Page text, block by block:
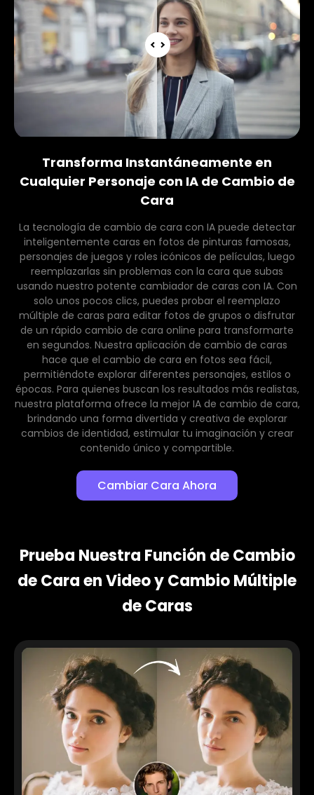
Transforma Instantáneamente en
Cualquier Personaje con IA de Cambio de
Cara
La tecnología de cambio de cara con IA puede detectar
inteligentemente caras en fotos de pinturas famosas,
personajes de juegos y roles icónicos de películas, luego
reemplazarlas sin problemas con la cara que subas
usando nuestro potente cambiador de caras con IA. Con
solo unos pocos clics, puedes probar el reemplazo
múltiple de caras para editar fotos de grupos o disfrutar
de un rápido cambio de cara online para transformarte
en segundos. Nuestra aplicación de cambio de caras
hace que el cambio de cara en fotos sea fácil,
permitiéndote explorar diferentes personajes, estilos o
épocas. Para quienes buscan los resultados más realistas,
nuestra plataforma ofrece la mejor IA de cambio de cara,
brindando una forma divertida y creativa de explorar
cambios de identidad, estimular tu imaginación y crear
contenido único y compartible.
Cambiar Cara Ahora
Prueba Nuestra Función de Cambio
de Cara en Video y Cambio Múltiple
de Caras